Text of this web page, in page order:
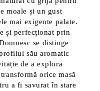
moale și un gust
mai exigente palate.
și perfecționat prin
se distinge
său aromatic
de a explora
orice masă
a fi savurat în stare